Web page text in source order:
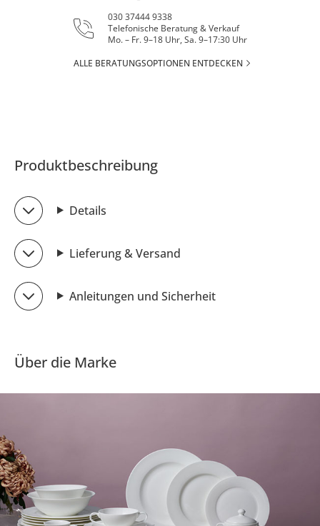
030 37444 9338
Telefonische Beratung & Verkauf
Mo. – Fr. 9–18 Uhr, Sa. 9–17:30 Uhr
ALLE BERATUNGSOPTIONEN ENTDECKEN
Produktbeschreibung
Details
Lieferung & Versand
Anleitungen und Sicherheit
Über die Marke